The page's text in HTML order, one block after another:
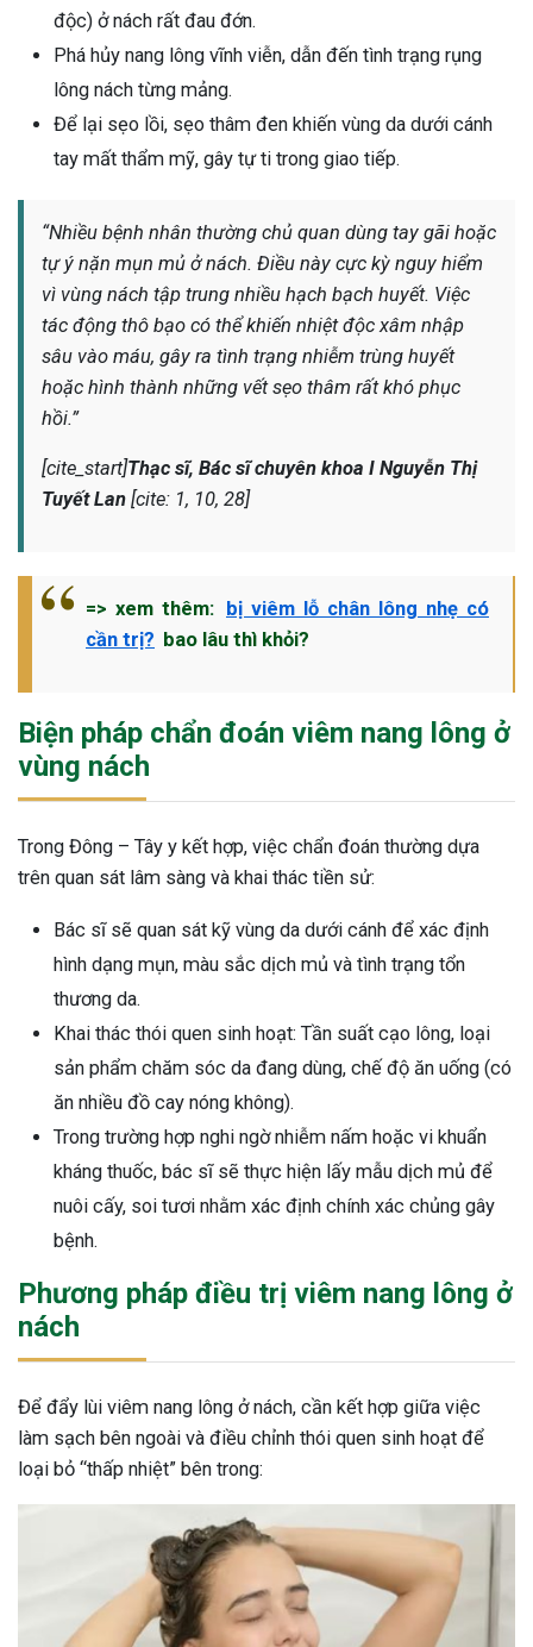
độc) ở nách rất đau đớn.
Phá hủy nang lông vĩnh viễn, dẫn đến tình trạng rụng
lông nách từng mảng.
Để lại sẹo lồi, sẹo thâm đen khiến vùng da dưới cánh
tay mất thẩm mỹ, gây tự ti trong giao tiếp.
“Nhiều bệnh nhân thường chủ quan dùng tay gãi hoặc
tự ý nặn mụn mủ ở nách. Điều này cực kỳ nguy hiểm
vì vùng nách tập trung nhiều hạch bạch huyết. Việc
tác động thô bạo có thể khiến nhiệt độc xâm nhập
sâu vào máu, gây ra tình trạng nhiễm trùng huyết
hoặc hình thành những vết sẹo thâm rất khó phục
hồi.”
[cite_start]Thạc sĩ, Bác sĩ chuyên khoa I Nguyễn Thị
Tuyết Lan [cite: 1, 10, 28]
=> xem thêm: bị viêm lỗ chân lông nhẹ có
cần trị? bao lâu thì khỏi?
Biện pháp chẩn đoán viêm nang lông ở
vùng nách
Trong Đông – Tây y kết hợp, việc chẩn đoán thường dựa
trên quan sát lâm sàng và khai thác tiền sử:
Bác sĩ sẽ quan sát kỹ vùng da dưới cánh để xác định
hình dạng mụn, màu sắc dịch mủ và tình trạng tổn
thương da.
Khai thác thói quen sinh hoạt: Tần suất cạo lông, loại
sản phẩm chăm sóc da đang dùng, chế độ ăn uống (có
ăn nhiều đồ cay nóng không).
Trong trường hợp nghi ngờ nhiễm nấm hoặc vi khuẩn
kháng thuốc, bác sĩ sẽ thực hiện lấy mẫu dịch mủ để
nuôi cấy, soi tươi nhằm xác định chính xác chủng gây
bệnh.
Phương pháp điều trị viêm nang lông ở
nách
Để đẩy lùi viêm nang lông ở nách, cần kết hợp giữa việc
làm sạch bên ngoài và điều chỉnh thói quen sinh hoạt để
loại bỏ “thấp nhiệt” bên trong: